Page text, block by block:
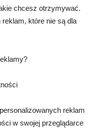
chcesz otrzymywać.
które nie są dla
reklam
w swojej przeglądarce